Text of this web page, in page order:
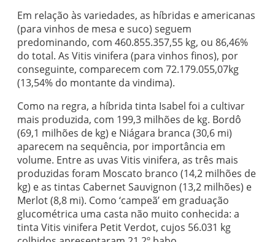
Em relação às variedades, as híbridas e americanas
(para vinhos de mesa e suco) seguem
predominando, com 460.855.357,55 kg, ou 86,46%
do total. As Vitis vinifera (para vinhos finos), por
conseguinte, comparecem com 72.179.055,07kg
(13,54% do montante da vindima).
Como na regra, a híbrida tinta Isabel foi a cultivar
mais produzida, com 199,3 milhões de kg. Bordô
(69,1 milhões de kg) e Niágara branca (30,6 mi)
aparecem na sequência, por importância em
volume. Entre as uvas Vitis vinifera, as três mais
produzidas foram Moscato branco (14,2 milhões de
kg) e as tintas Cabernet Sauvignon (13,2 milhões) e
Merlot (8,8 mi). Como ‘campeã’ em graduação
glucométrica uma casta não muito conhecida: a
tinta Vitis vinifera Petit Verdot, cujos 56.031 kg